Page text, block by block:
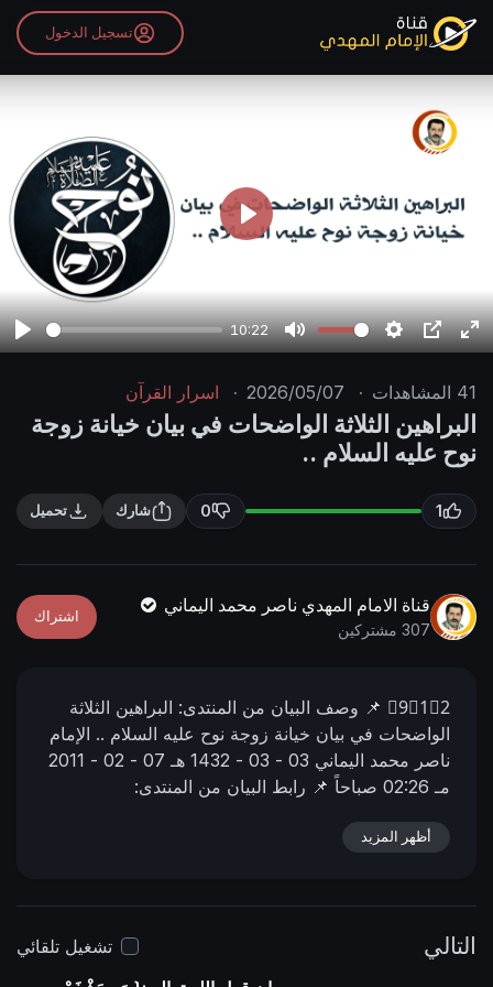
تسجيل الدخول
P
10:22
M
u
t
e
S
t
s
P
P
E
n
t
e
f
l
s
P
a
y
41 المشاهدات ·
2026/05/07
· اسرار القرآن
البراهين الثلاثة الواضحات في بيان خيانة زوجة
نوح عليه السلام ..
1
0 شارك تحميل
قناة الامام المهدي ناصر محمد اليماني
307 مشتركين
اشتراك
9⃣1⃣2⃣ 📌 وصف البیان من المنتدى: البراهين الثلاثة
الواضحات في بيان خيانة زوجة نوح عليه السلام .. الإمام
ناصر محمد اليماني 03 - 03 - 1432 هـ
07 - 02 - 2011
مـ 02:26 صباحاً
📌 رابط البيان من المنتدى:
p=36868
أظهر المزيد
التالي
تشغيل تلقائي